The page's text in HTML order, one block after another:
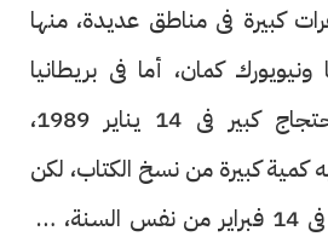
كبيرة فى مناطق عديدة، منها
كمان، أما فى بريطانيا
نفسها، فـ اتعمل احتجاج كبير فى 14 يناير 1989،
كمية كبيرة من نسخ الكتاب، لكن
اللحظة الفارقة جات فى 14 فبراير من نفس السنة، لما